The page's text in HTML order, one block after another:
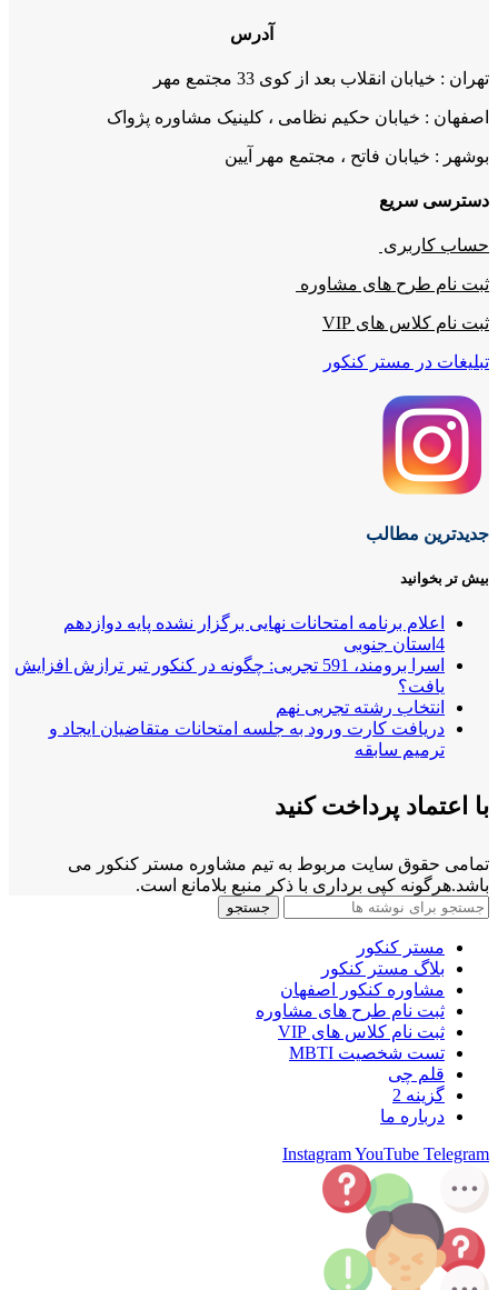
آدرس
تهران : خیابان انقلاب بعد از کوی 33 مجتمع مهر
اصفهان : خیابان حکیم نظامی ، کلینیک مشاوره پژواک
بوشهر : خیابان فاتح ، مجتمع مهر آیین
دسترسی سریع
حساب کاربری
ثبت نام طرح های مشاوره
ثبت نام کلاس های VIP
تبلیغات در مستر کنکور
جدیدترین مطالب
بیش تر بخوانید
اعلام برنامه امتحانات نهایی برگزار نشده پایه دوازدهم
4استان جنوبی
اسرا برومند، 591 تجربی: چگونه در کنکور تیر ترازش افزایش
یافت؟
انتخاب رشته تجربی نهم
دریافت کارت ورود به جلسه امتحانات متقاضیان ایجاد و
ترمیم سابقه
با اعتماد پرداخت کنید
تمامی حقوق سایت مربوط به تیم مشاوره مستر کنکور می
باشد.هرگونه کپی برداری با ذکر منبع بلامانع است.
جستجو
مستر کنکور
بلاگ مستر کنکور
مشاوره کنکور اصفهان
ثبت نام طرح های مشاوره
ثبت نام کلاس های VIP
تست شخصیت MBTI
قلم چی
گزینه 2
درباره ما
InstagramYouTube Telegram